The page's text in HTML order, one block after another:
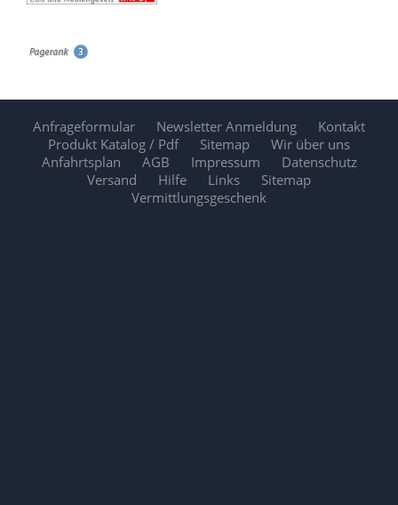
Anfrageformular Newsletter Anmeldung
Kontakt
Produkt Katalog / Pdf
Sitemap
Wir über uns
Anfahrtsplan
AGB Impressum
Datenschutz
Versand
Hilfe Links
Sitemap
Vermittlungsgeschenk